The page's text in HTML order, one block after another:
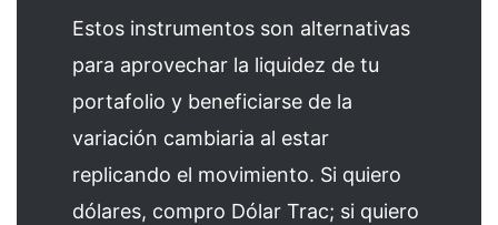
Estos instrumentos son alternativas
para aprovechar la liquidez de tu
portafolio y beneficiarse de la
variación cambiaria al estar
replicando el movimiento. Si quiero
dólares, compro Dólar Trac; si quiero